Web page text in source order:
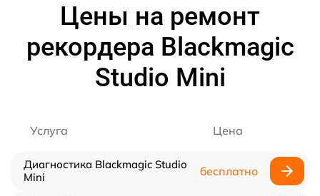
Цены на ремонт
рекордера Blackmagic
Studio Mini
Услуга Цена
Диагностика Blackmagic Studio
Mini
бесплатно